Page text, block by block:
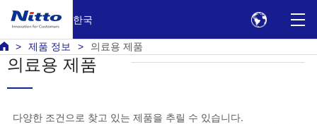
한국
제품 정보 의료용 제품
의료용 제품
다양한 조건으로 찾고 있는 제품을 추릴 수 있습니다.